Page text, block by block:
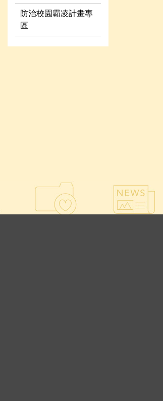
防治校園霸凌計畫專
區